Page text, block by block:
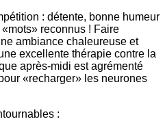
: détente, bonne humeur
reconnus ! Faire
ambiance chaleureuse et
excellente thérapie contre la
après-midi est agrémenté
«recharger» les neurones
: